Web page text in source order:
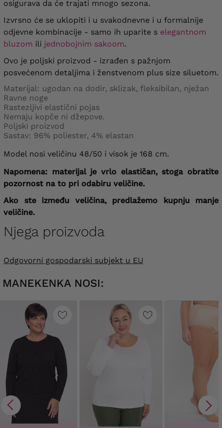
struk 36/48 cm, opseg bedara
64
opseg struka 148-158 cm, opseg kukova
164-174 cm, C – dužina
90 cm, opseg gležnja 78 cm
osigurava da će trajati mnogo sezona.
Izvrsno će se uklopiti i u svakodnevne i u formalnije
odjevne kombinacije - samo ih uparite s elegantnom
bluzom ili jednobojnim sakoom.
Ovo je poljski proizvod - izrađen s pažnjom
posvećenom detaljima i ženstvenom plus size siluetom.
Materijal: ugodan na dodir, sklizak, fleksibilan, nježan
Ravne noge
Rastezljivi elastični pojas
Nemaju kopče ni džepove.
Poljski proizvod
Sastav: 96% poliester, 4% elastan
Model nosi veličinu 48/50 i visok je 168 cm.
Napomena: materijal je vrlo elastičan, stoga obratite
pozornost na to pri odabiru veličine.
Ako ste između veličina,
predlažemo
kupnju manje
veličine.
Njega proizvoda
Odgovorni gospodarski subjekt u EU
MANEKENKA NOSI: